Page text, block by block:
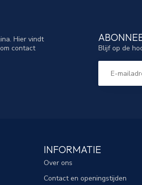
Hier vindt
contact
Blijf op de
INFORMATIE
Over ons
Contact en openingstijden